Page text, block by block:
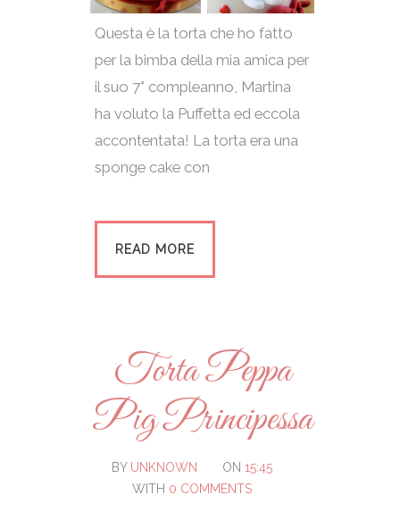
Questa è la torta che ho fatto
per la bimba della mia amica per
il suo 7° compleanno, Martina
ha voluto la Puffetta ed eccola
accontentata! La torta era una
sponge cake con
READ MORE
Torta Peppa
Pig Principessa
BY UNKNOWN ON 15:45
WITH 0 COMMENTS